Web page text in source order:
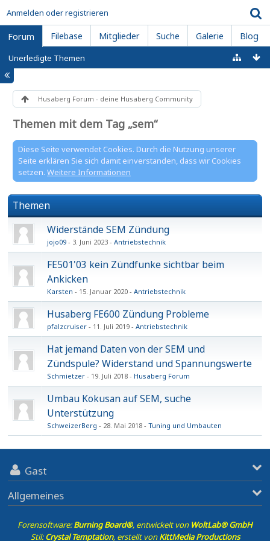
Anmelden oder registrieren
Forum Filebase Mitglieder Suche Galerie Blog
Unerledigte Themen
Husaberg Forum - deine Husaberg Community
Themen mit dem Tag „sem“
Diese Seite verwendet Cookies. Durch die Nutzung unserer
Seite erklären Sie sich damit einverstanden, dass wir Cookies
setzen. Weitere Informationen
Themen
Widerstände SEM Zündung
jojo09 3. Juni 2023 Antriebstechnik
FE501'03 kein Zündfunke sichtbar beim
Ankicken
Karsten 15. Januar 2020 Antriebstechnik
Husaberg FE600 Zündung Probleme
pfalzcruiser 11. Juli 2019 Antriebstechnik
Hat jemand Daten von der SEM und
Zündspule? Widerstand und Spannungswerte
Schmietzer 19. Juli 2018 Husaberg Forum
Umbau Kokusan auf SEM, suche
Unterstützung
SchweizerBerg 28. Mai 2018 Tuning und Umbauten
Gast
Allgemeines
Forensoftware:Burning Board®, entwickelt von WoltLab® GmbH
Stil:Crystal Temptation, erstellt vonKittMedia Productions